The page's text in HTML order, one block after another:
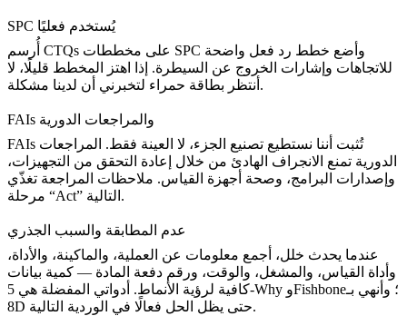
SPC يُستخدم فعليًا
أُرسم CTQs على مخططات SPC وأضع خطط رد فعل واضحة
للاتجاهات وإشارات الخروج عن السيطرة. إذا اهتز المخطط قليلًا، لا
أنتظر بطاقة حمراء لتخبرني أن لدينا مشكلة.
FAIs والمراجعات الدورية
FAIs تُثبت أننا نستطيع تصنيع الجزء، لا العينة فقط. المراجعات
الدورية تمنع الانجراف الهادئ من خلال إعادة التحقق من التجهيزات،
وإصدارات البرامج، وصحة أجهزة القياس. ملاحظات المراجعة تغذّي
مرحلة “Act” التالية.
عدم المطابقة والسبب الجذري
عندما يحدث خلل، أجمع معلومات عن العملية، والماكينة، والأداة،
وأداة القياس، والمشغل، والوقت، ورقم دفعة المادة — كمية بيانات
كافية لرؤية الأنماط. أدواتي المفضلة هي 5-Why وFishbone؛ وأنهي بـ
8D حتى يظل الحل فعالًا في الوردية التالية.